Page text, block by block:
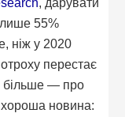
55%
ніж у 2020
перестає
більше — про
хороша новина: